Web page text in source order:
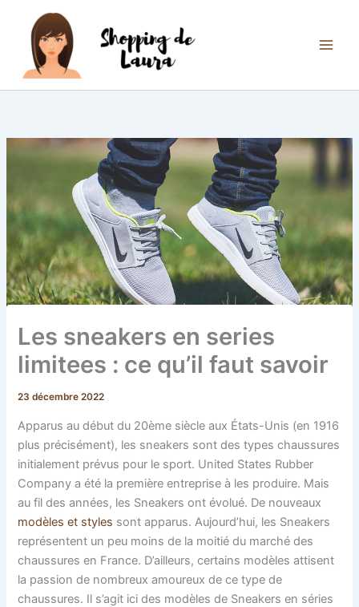
contenu
Les sneakers en series
limitees : ce qu’il faut savoir
23 décembre 2022
Apparus au début du 20ème siècle aux États-Unis (en 1916
plus précisément), les sneakers sont des types chaussures
initialement prévus pour le sport. United States Rubber
Company a été la première entreprise à les produire. Mais
au fil des années, les Sneakers ont évolué. De nouveaux
modèles et styles sont apparus. Aujourd’hui, les Sneakers
représentent un peu moins de la moitié du marché des
chaussures en France. D’ailleurs, certains modèles attisent
la passion de nombreux amoureux de ce type de
chaussures. Il s’agit ici des modèles de Sneakers en séries